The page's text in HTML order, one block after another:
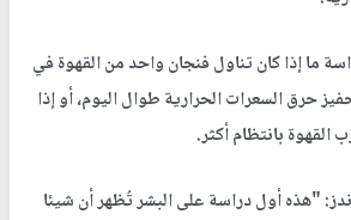
ما إذا كان تناول فنجان واحد من القهوة في
حرق السعرات الحرارية طوال اليوم، أو إذا
بانتظام أكثر.
"هذه أول دراسة على البشر تُظهر أن شيئا